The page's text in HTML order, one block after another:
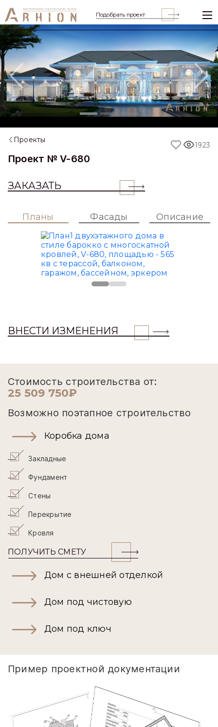
Подобрать проект
Previous
Проекты
Проект № V-680
ЗАКАЗАТЬ
1923
Планы Фасады Описание
ВНЕСТИ ИЗМЕНЕНИЯ
Стоимость строительства от:
25 509 750₽
Возможно поэтапное строительство
Коробка дома
Закладные
Фундамент
Стены
Перекрытие
Кровля
ПОЛУЧИТЬ СМЕТУ
Дом с внешней отделкой
Дом под чистовую
Дом под ключ
Пример проектной документации